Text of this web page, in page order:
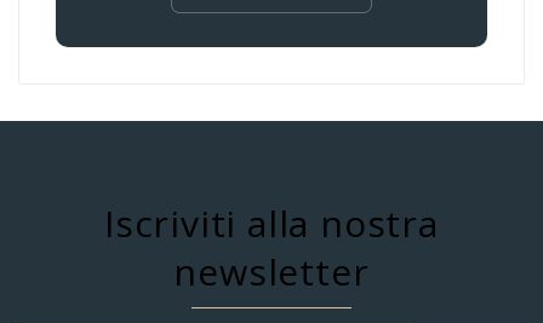
Iscriviti alla nostra
newsletter